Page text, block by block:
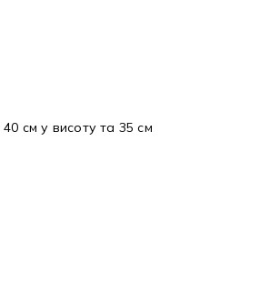
см у висоту та 35 см